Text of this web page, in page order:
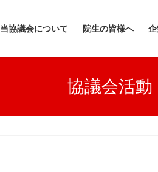
当協議会について 院生の皆様へ
協議会活動